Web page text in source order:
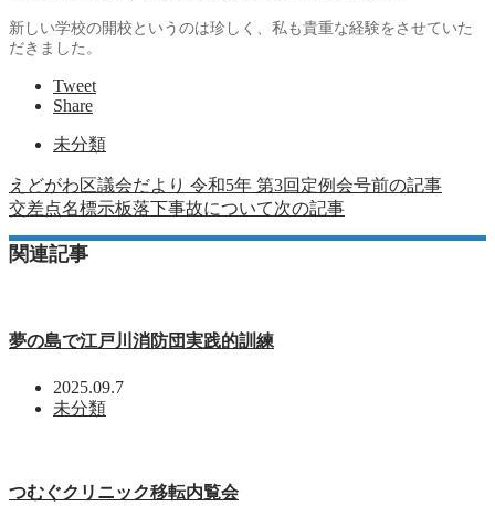
新しい学校の開校というのは珍しく、私も貴重な経験をさせていた
だきました。
Tweet
Share
未分類
えどがわ区議会だより 令和5年 第3回定例会号前の記事
交差点名標示板落下事故について次の記事
関連記事
夢の島で江戸川消防団実践的訓練
2025.09.7
未分類
つむぐクリニック移転内覧会